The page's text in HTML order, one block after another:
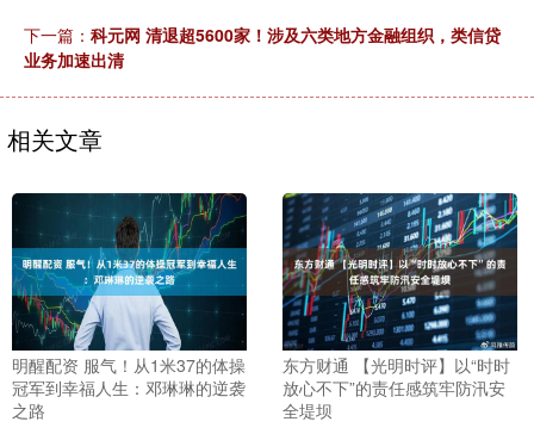
下一篇： 科元网 清退超5600家！涉及六类地方金融组织，类信贷
业务加速出清
相关文章
明醒配资 服气！从1米37的体操
冠军到幸福人生：邓琳琳的逆袭
之路
东方财通 【光明时评】以“时时
放心不下”的责任感筑牢防汛安
全堤坝